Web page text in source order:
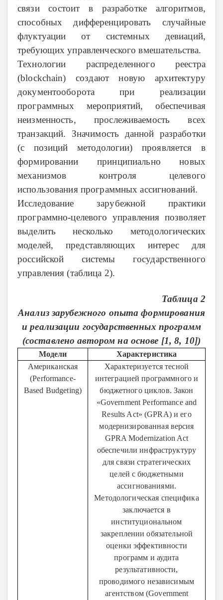
связи состоит в разработке алгоритмов,
способных дифференцировать случайные
флуктуации от системных девиаций,
требующих управленческого вмешательства.
Технологии распределенного реестра
(blockchain) создают новую архитектуру
документооборота при реализации
программных мероприятий, обеспечивая
неизменность, прослеживаемость всех
транзакций. Значимость данной разработки
(с позиций методологии) проявляется в
формировании принципиально новых
механизмов контроля целевого
использования программных ассигнований.
Исследование зарубежной практики
программно-целевого управления позволяет
выделить несколько методологических
моделей, представляющих интерес для
российской системы государственного
управления (таблица 2).
Таблица 2
Анализ зарубежного опыта формирования
и реализации государственных программ
(составлено автором на основе [1, 8, 10])
Модели
Характеристика
Американская
(Performance-
Based Budgeting)
Характеризуется тесной
интеграцией программного и
бюджетного циклов. Закон
«Government Performance and
Results Act» (GPRA) и его
модернизированная версия
GPRA Modernization Act
обеспечили инфраструктуру
для связи стратегических
целей с бюджетными
ассигнованиями.
Методологическая специфика
заключается в
институциональном
закреплении обязательной
оценки эффективности
программ и аудита
результативности,
проводимого независимым
агентством (Government